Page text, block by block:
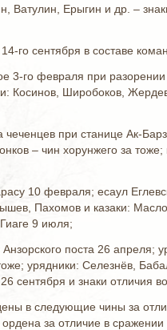
Ерыгин и др. –
го сентября в составе
3-го февраля при
Косинов, Широбоков,
при станице Ак-
– чин хорунжего за тоже;
10 февраля; есаул
Пахомов и казаки:
9 июля;
поста 26 апреля;
урядники: Селезнёв,
и знаки отличия
в следующие чины за
за отличие в